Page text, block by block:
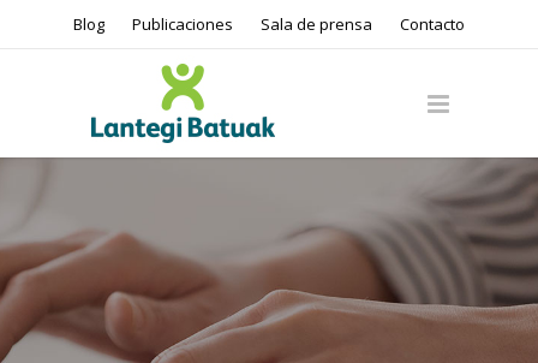
Blog Publicaciones Sala de prensa Contacto